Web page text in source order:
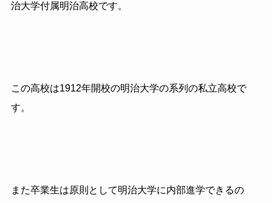
治大学付属明治高校です。
この高校は1912年開校の明治大学の系列の私立高校で
す。
また卒業生は原則として明治大学に内部進学できるの